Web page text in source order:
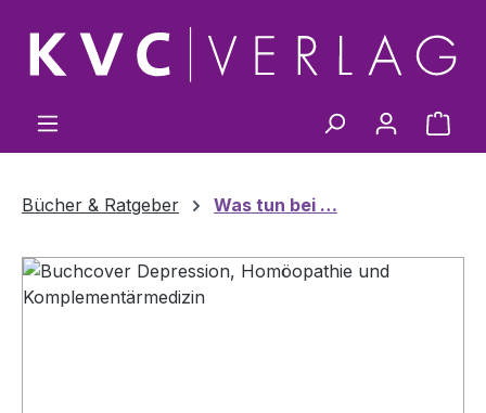
Zum Hauptinhalt springen
Bücher & Ratgeber Was tun bei …
Bildergalerie überspringen